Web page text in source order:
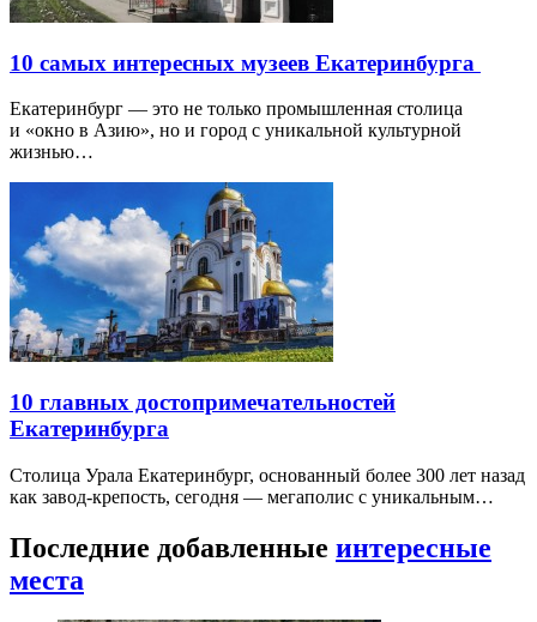
10 самых интересных музеев Екатеринбурга
Екатеринбург — это не только промышленная столица
и «окно в Азию», но и город с уникальной культурной
жизнью…
10 главных достопримечательностей
Екатеринбурга
Столица Урала Екатеринбург, основанный более 300 лет назад
как завод-крепость, сегодня — мегаполис с уникальным…
Последние добавленные интересные
места